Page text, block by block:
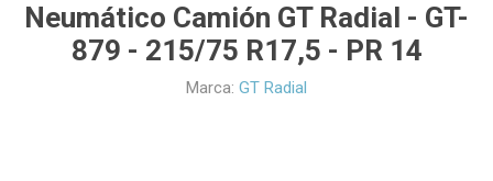
Neumático Camión GT Radial - GT-
879 - 215/75 R17,5 - PR 14
Marca: GT Radial